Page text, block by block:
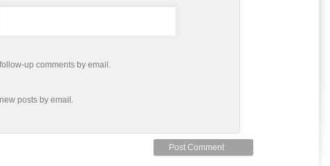
up comments by email.
posts by email.